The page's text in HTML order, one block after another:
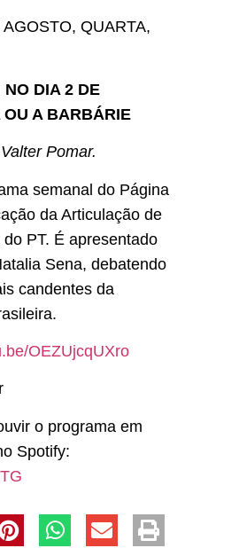
QUARTA,
DIA 2 DE
A BARBÁRIE
Pomar.
semanal do Página
da Articulação de
PT. É apresentado
Sena, debatendo
candentes da
OEZUjcqUXro
o programa em
Spotify: